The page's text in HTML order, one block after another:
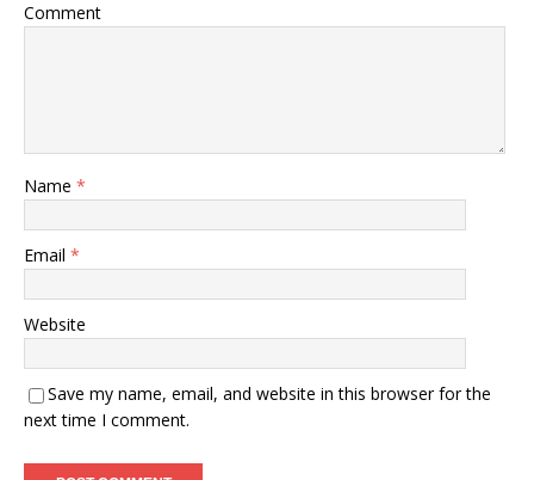
Comment
Name *
Email *
Website
Save my name, email, and website in this browser for the
next time I comment.